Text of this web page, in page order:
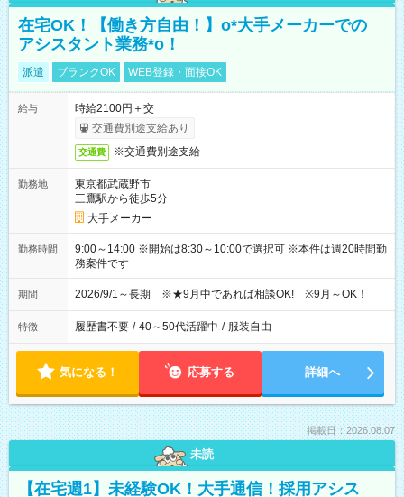
在宅OK！【働き方自由！】o*大手メーカーでの
アシスタント業務*o！
派遣 ブランクOK WEB登録・面接OK
給与
時給2100円＋交
交通費別途支給あり
交通費 ※交通費別途支給
勤務地
東京都武蔵野市
三鷹駅から徒歩5分
大手メーカー
勤務時間
9:00～14:00 ※開始は8:30～10:00で選択可 ※本件は週20時間勤
務案件です
期間 2026/9/1～長期 ※★9月中であれば相談OK! ※9月～OK！
特徴 履歴書不要 / 40～50代活躍中 / 服装自由
気になる！ 応募する 詳細へ
掲載日：2026.08.07
未読
【在宅週1】未経験OK！大手通信！採用アシス